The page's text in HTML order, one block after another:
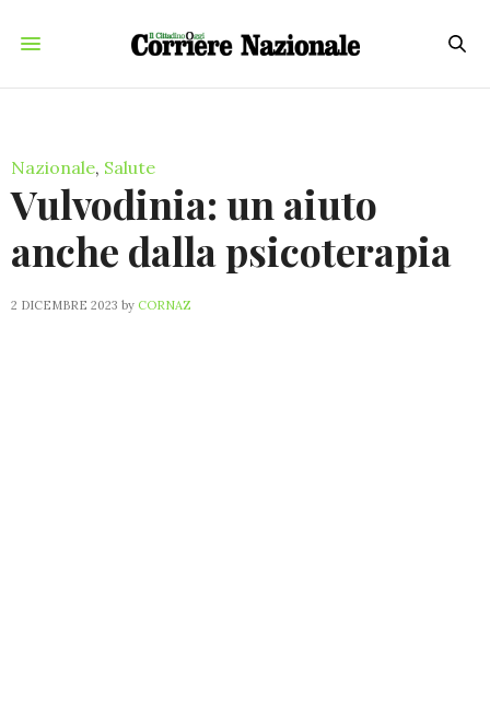
Nazionale, Salute
Vulvodinia: un aiuto
anche dalla psicoterapia
2 DICEMBRE 2023 by CORNAZ